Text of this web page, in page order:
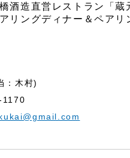
造直営レストラン「蔵
ングディナー＆ペアリ
：木村)
1170